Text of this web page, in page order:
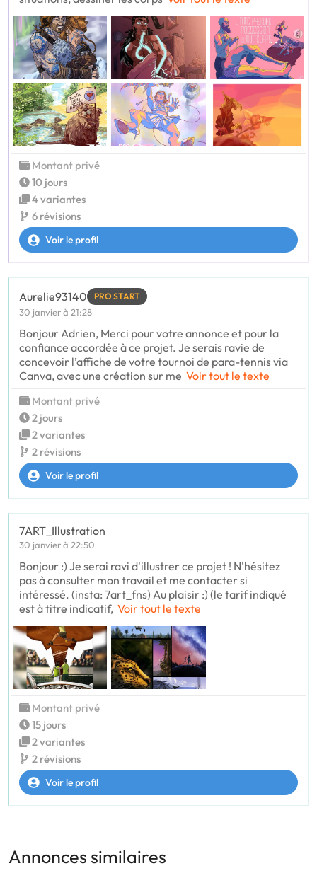
Montant privé
10 jours
4 variantes
6 révisions
Voir le profil
Aurelie93140 PRO START
30 janvier à 21:28
Bonjour Adrien, Merci pour votre annonce et pour la
confiance accordée à ce projet. Je serais ravie de
concevoir l’affiche de votre tournoi de para-tennis via
Canva, avec une création sur me Voir tout le texte
Montant privé
2 jours
2 variantes
2 révisions
Voir le profil
7ART_Illustration
30 janvier à 22:50
Bonjour :) Je serai ravi d'illustrer ce projet ! N'hésitez
pas à consulter mon travail et me contacter si
intéressé. (insta: 7art_fns) Au plaisir :) (le tarif indiqué
est à titre indicatif, Voir tout le texte
Montant privé
15 jours
2 variantes
2 révisions
Voir le profil
Annonces similaires